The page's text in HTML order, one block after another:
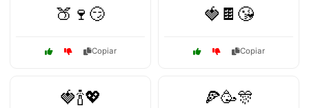
🍑🍷😏
Copiar
🍓🍫😘
Copiar
🍓🍾💖 🍕🥳🎊